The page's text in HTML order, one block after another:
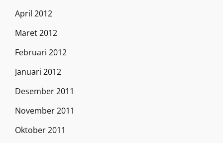
April 2012
Maret 2012
Februari 2012
Januari 2012
Desember 2011
November 2011
Oktober 2011